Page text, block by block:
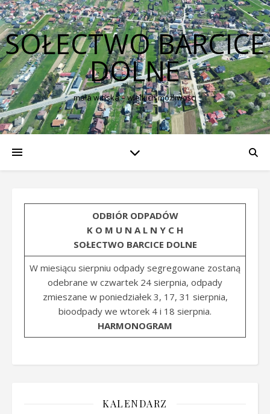
SOŁECTWO BARCICE
DOLNE
mała wioska – wielkich możliwości
ODBIÓR ODPADÓW
K O M U N A L N Y C H
SOŁECTWO BARCICE DOLNE
W miesiącu sierpniu odpady segregowane zostaną
odebrane w czwartek 24 sierpnia, odpady
zmieszane w poniedziałek 3, 17, 31 sierpnia,
bioodpady we wtorek 4 i 18 sierpnia.
HARMONOGRAM
KALENDARZ